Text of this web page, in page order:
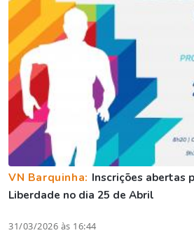
VN Barquinha: Inscrições abertas
Liberdade no dia 25 de Abril
31/03/2026 às 16:44